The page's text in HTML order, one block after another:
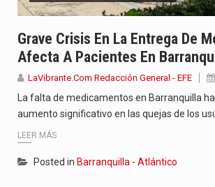
Grave Crisis En La Entrega De
Afecta A Pacientes En
LaVibrante.Com Redacción General - EFE
La falta de medicamentos en Barranquilla
aumento significativo en las quejas de los
LEER MÁS
Posted in Barranquilla - Atlántico